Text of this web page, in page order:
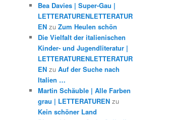
Bea Davies | Super-Gau |
LETTERATURENLETTERATUR
EN zu Zum Heulen schön
Die Vielfalt der italienischen
Kinder- und Jugendliteratur |
LETTERATURENLETTERATUR
EN zu Auf der Suche nach
Italien …
Martin Schäuble | Alle Farben
grau | LETTERATUREN zu
Kein schöner Land